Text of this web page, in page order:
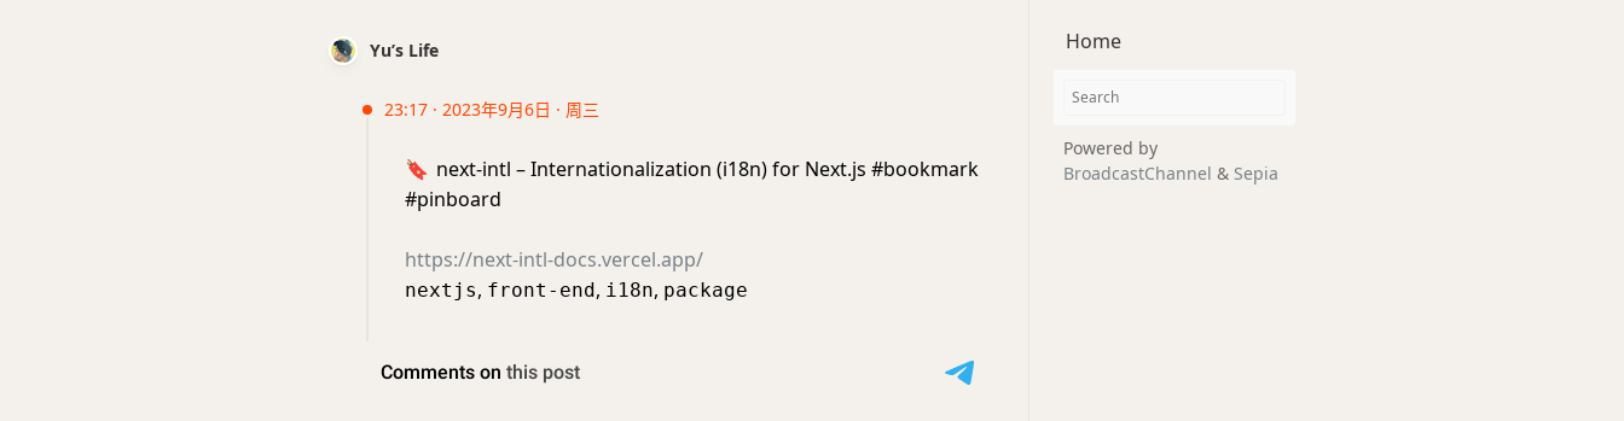
Yu’s Life
23:17 · 2023年9月6日 · 周三
🔖 next-intl – Internationalization (i18n) for Next.js #bookmark
#pinboard
https://next-intl-docs.vercel.app/
nextjs, front-end, i18n, package
Home
Powered by
BroadcastChannel & Sepia